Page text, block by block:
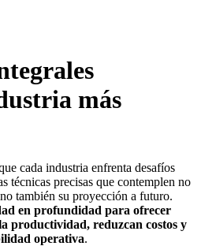
más
cada industria enfrenta desafíos
técnicas precisas que contemplen no
también su proyección a futuro.
en profundidad para ofrecer
productividad, reduzcan costos y
operativa.